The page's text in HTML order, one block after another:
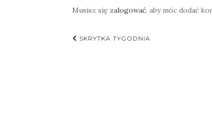
Musisz się zalogować, aby móc dodać
Nawigacja
SKRYTKA TYGODNIA